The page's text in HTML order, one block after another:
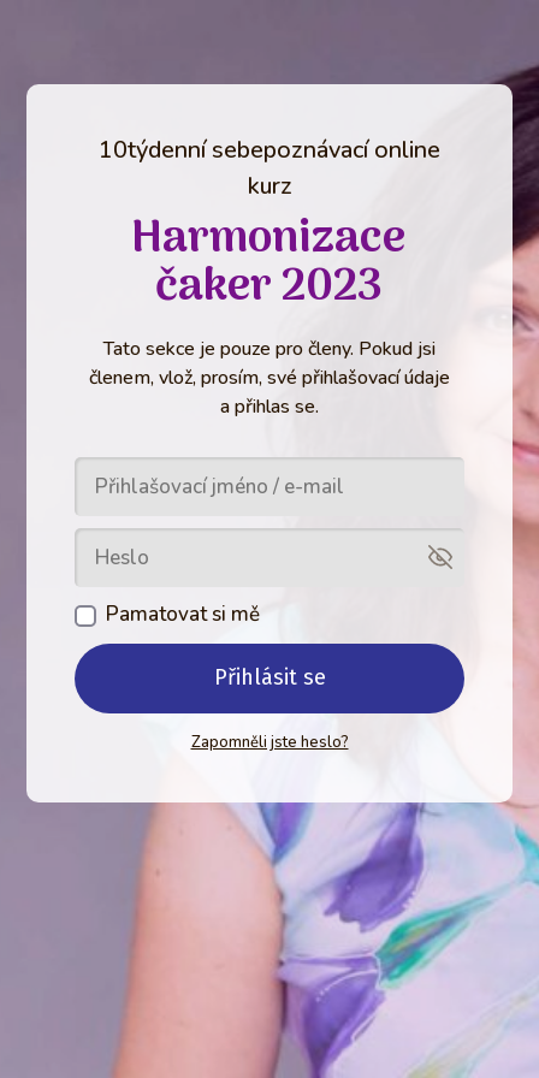
10týdenní sebepoznávací online
kurz
Harmonizace
čaker 2023
Tato sekce je pouze pro členy. Pokud jsi
členem, vlož, prosím, své přihlašovací údaje
a přihlas se.
Pamatovat si mě
Přihlásit se
Zapomněli jste heslo?